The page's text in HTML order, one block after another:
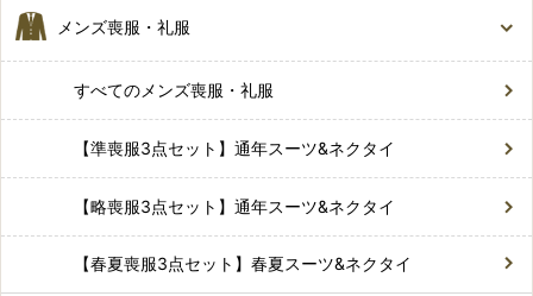
メンズ喪服・礼服
すべてのメンズ喪服・礼服
【準喪服3点セット】通年スーツ&ネクタイ
【略喪服3点セット】通年スーツ&ネクタイ
【春夏喪服3点セット】春夏スーツ&ネクタイ